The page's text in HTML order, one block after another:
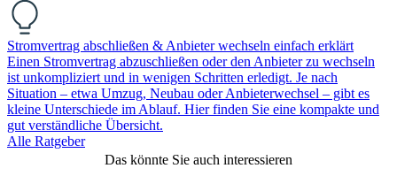
Stromvertrag abschließen & Anbieter wechseln einfach erklärt
Einen Stromvertrag abzuschließen oder den Anbieter zu wechseln
ist unkompliziert und in wenigen Schritten erledigt. Je nach
Situation – etwa Umzug, Neubau oder Anbieterwechsel – gibt es
kleine Unterschiede im Ablauf. Hier finden Sie eine kompakte und
gut verständliche Übersicht.
Alle Ratgeber
Das könnte Sie auch interessieren